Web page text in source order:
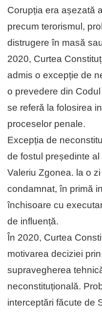
Corupția era așezată
precum terorismul,
distrugere în masă
2020, Curtea
admis o excepție de
o prevedere din
se referă la folosirea
proceselor penale.
Excepția de
de fostul președinte
Valeriu Zgonea. la o
condamnat, în primă
închisoare cu
de influență.
În 2020, Curtea
motivarea deciziei
supravegherea
neconstituțională.
interceptări făcute de